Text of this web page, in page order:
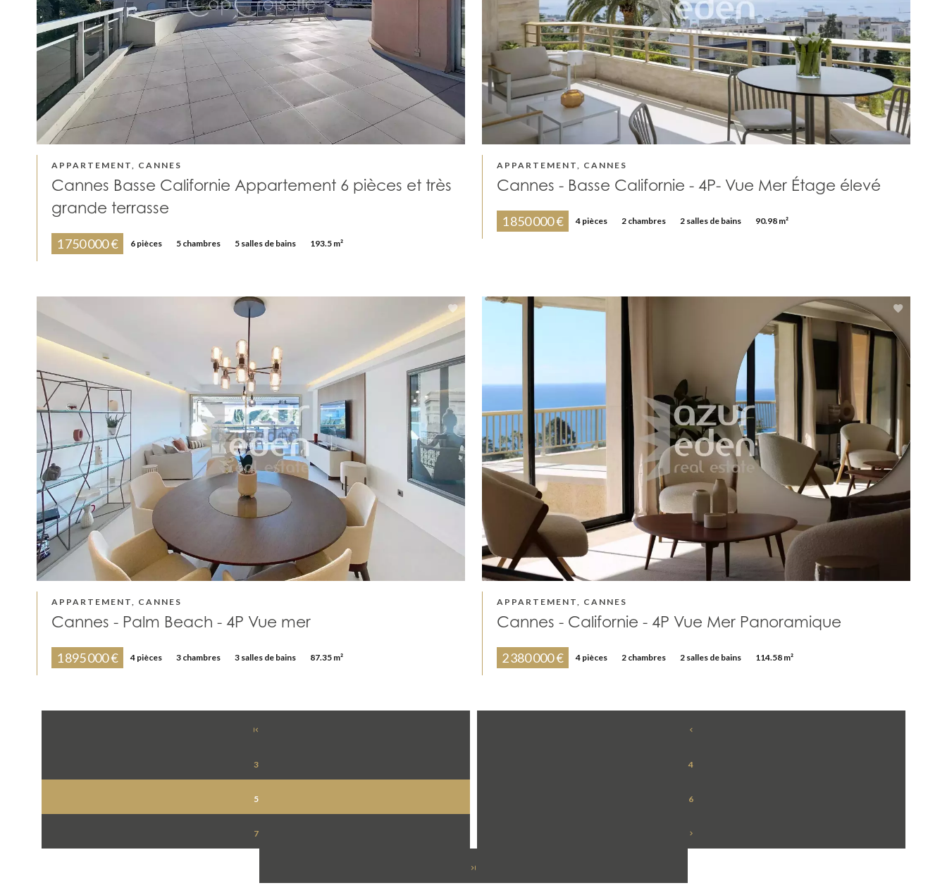
APPARTEMENT, CANNES
Cannes Basse Californie Appartement 6 pièces et très
grande terrasse
1 750 000 € 6 pièces 5 chambres 5 salles de bains 193.5 m²
APPARTEMENT, CANNES
Cannes - Basse Californie - 4P- Vue Mer Étage élevé
1 850 000 € 4 pièces 2 chambres 2 salles de bains 90.98 m²
APPARTEMENT, CANNES
Cannes - Palm Beach - 4P Vue mer
1 895 000 € 4 pièces 3 chambres 3 salles de bains 87.35 m²
APPARTEMENT, CANNES
Cannes - Californie - 4P Vue Mer Panoramique
2 380 000 € 4 pièces 2 chambres 2 salles de bains 114.58 m²
3 4
5 6
7